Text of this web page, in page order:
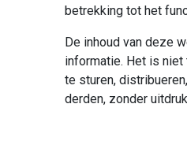
betrekking tot het
De inhoud van deze
informatie. Het is
te sturen,
derden, zonder